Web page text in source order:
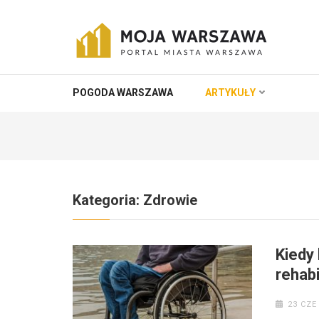
Enter)
MOJA-WARSZAWA
POGODA WARSZAWA ARTYKUŁY
Kategoria: Zdrowie
23